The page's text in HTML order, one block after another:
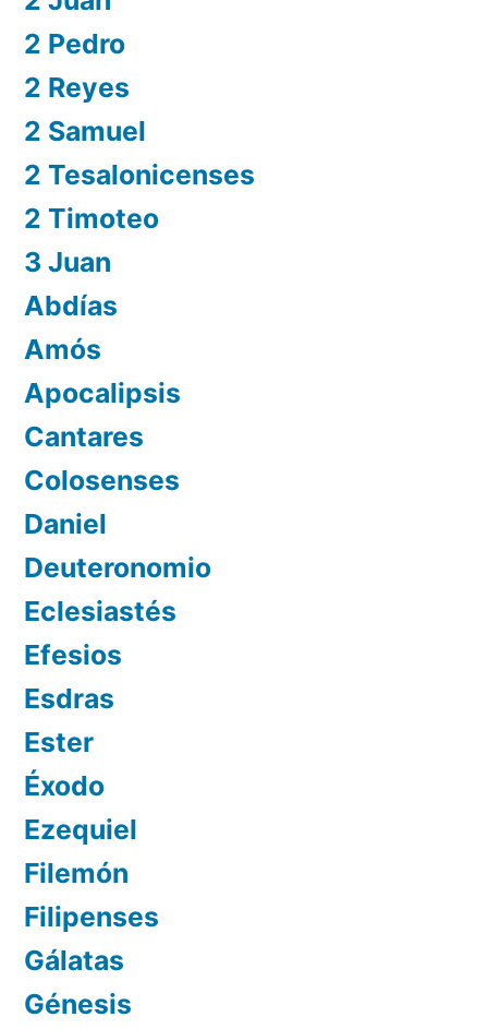
2 Pedro
2 Reyes
2 Samuel
2 Tesalonicenses
2 Timoteo
3 Juan
Abdías
Amós
Apocalipsis
Cantares
Colosenses
Daniel
Deuteronomio
Eclesiastés
Efesios
Esdras
Ester
Éxodo
Ezequiel
Filemón
Filipenses
Gálatas
Génesis